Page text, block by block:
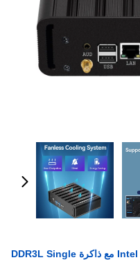
كمبيوتر صغير أسود من سلسلة Intel Core مع ذاكرة DDR3L Single